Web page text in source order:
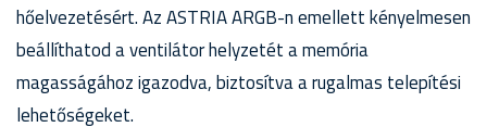
hőelvezetésért. Az ASTRIA ARGB-n emellett kényelmesen
beállíthatod a ventilátor helyzetét a memória
magasságához igazodva, biztosítva a rugalmas telepítési
lehetőségeket.